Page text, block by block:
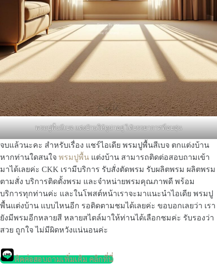
พรมปูพื้นสีเบจ แต่งบ้านให้ดูน่าอยู่ ได้บรรยากาศที่อบอุ่น
จบแล้วนะคะ สำหรับเรื่อง แชร์ไอเดีย พรมปูพื้นสีเบจ ตกแต่งบ้าน
หากท่านใดสนใจ พรมปูพื้น แต่งบ้าน สามารถติดต่อสอบถามเข้า
มาได้เลยค่ะ CKK เรามีบริการ รับสั่งตัดพรม รับผลิตพรม ผลิตพรม
ตามสั่ง บริการติดตั้งพรม และจำหน่ายพรมคุณภาพดี พร้อม
บริการทุกท่านค่ะ และในโพสต์หน้าเราจะมาแนะนำไอเดีย พรมปู
พื้นแต่งบ้าน แบบไหนอีก รอติดตามชมได้เลยค่ะ ขอบอกเลยว่า เรา
ยังมีพรมอีกหลายสี หลายสไตล์มาให้ท่านได้เลือกชมค่ะ รับรองว่า
สวย ถูกใจ ไม่มีผิดหวังแน่นอนค่ะ
ติดต่อสอบถามเพิ่มเติม คลิกที่นี่